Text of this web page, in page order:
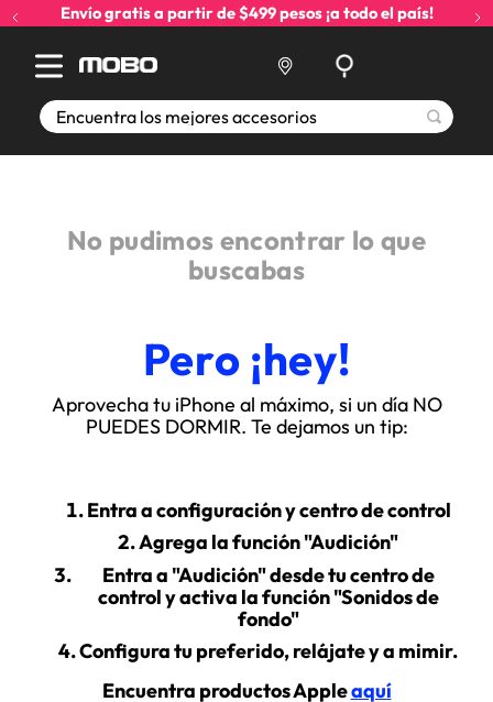
Envío gratis a partir de $499 pesos ¡a todo el país!
Encuentra los mejores accesorios
No pudimos encontrar lo que
buscabas
Pero ¡hey!
Aprovecha tu iPhone al máximo, si un día NO
PUEDES DORMIR. Te dejamos un tip:
Entra a configuración y centro de control
Agrega la función "Audición"
Entra a "Audición" desde tu centro de
control y activa la función "Sonidos de
fondo"
Configura tu preferido, relájate y a mimir.
Encuentra productos Appleaquí